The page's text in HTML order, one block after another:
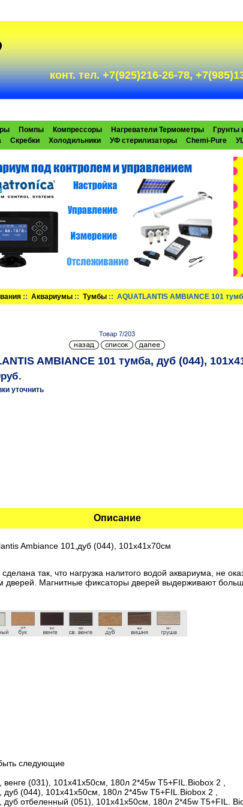
конт. тел. +7(925)216-26-78,
Помпы Компрессоры Нагреватели Термометры Грунты
Скребки Холодильники УФ стерилизаторы Chemi-Pure
::Аквариумы ::Тумбы :: AQUATLANTIS AMBIANCE 101
Товар 7/203
AMBIANCE 101 тумба, дуб (044),
уточнить
Описание
Ambiance 101,дуб (044), 101х41x70см
так, что нагрузка налитого водой аквариума, не
дверей. Магнитные фиксаторы дверей выдерживают
следующие
(031), 101х41x50см, 180л 2*45w T5+FIL.Biobox 2 ,
дуб (044), 101х41x50см, 180л 2*45w T5+FIL.Biobox 2 ,
дуб отбеленный (051), 101х41x50см, 180л 2*45w T5+FIL.